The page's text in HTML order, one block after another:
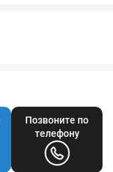
Позвоните по
телефону